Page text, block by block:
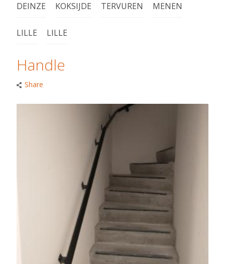
DEINZE KOKSIJDE TERVUREN MENEN
LILLE LILLE
Handle
Share